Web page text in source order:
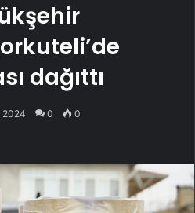
dağıttı
2024 0 0